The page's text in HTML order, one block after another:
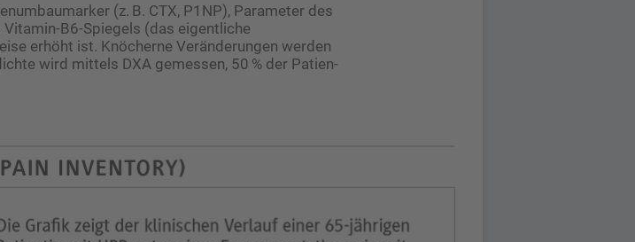
(z. B. CTX, P1NP), Parameter des
B6-Spiegels (das eigentliche
erhöht ist. Knöcherne Veränderungen werden
wird mittels DXA gemessen, 50 % der Patien­